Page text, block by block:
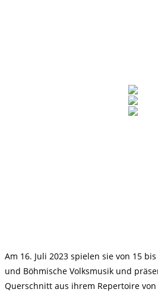
Am 16. Juli 2023 spielen sie von 15
und Böhmische Volksmusik und
Querschnitt aus ihrem Repertoire von